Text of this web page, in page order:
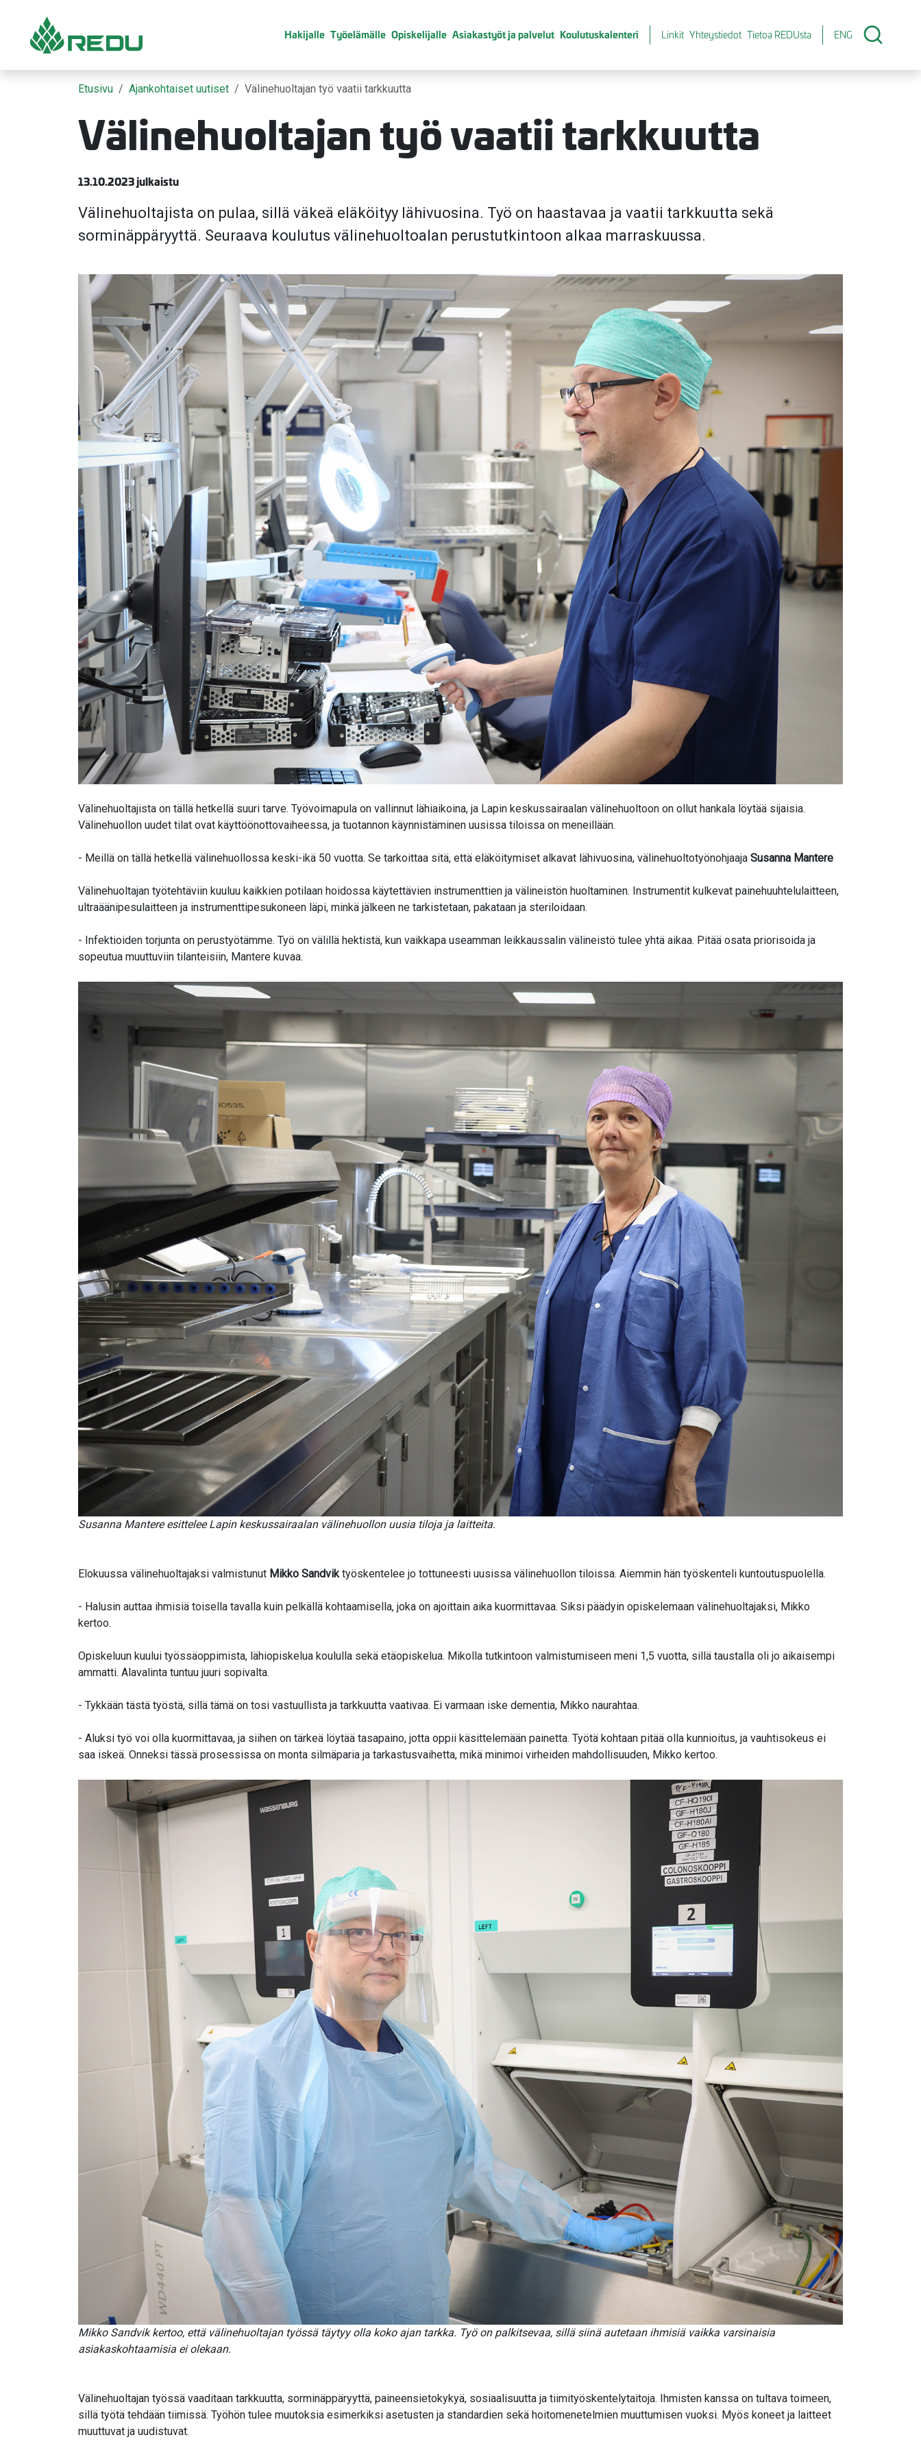
Hakijalle Työelämälle Opiskelijalle Asiakastyöt ja palvelut Koulutuskalenteri Linkit Yhteystiedot Tietoa REDUsta ENG
Etusivu Ajankohtaiset uutiset Välinehuoltajan työ vaatii tarkkuutta
Välinehuoltajan työ vaatii tarkkuutta
13.10.2023 julkaistu
Välinehuoltajista on pulaa, sillä väkeä eläköityy lähivuosina. Työ on haastavaa ja vaatii tarkkuutta sekä
sorminäppäryyttä. Seuraava koulutus välinehuoltoalan perustutkintoon alkaa marraskuussa.
Välinehuoltajista on tällä hetkellä suuri tarve. Työvoimapula on vallinnut lähiaikoina, ja Lapin keskussairaalan välinehuoltoon on ollut hankala löytää sijaisia.
Välinehuollon uudet tilat ovat käyttöönottovaiheessa, ja tuotannon käynnistäminen uusissa tiloissa on meneillään.
- Meillä on tällä hetkellä välinehuollossa keski-ikä 50 vuotta. Se tarkoittaa sitä, että eläköitymiset alkavat lähivuosina, välinehuoltotyönohjaaja Susanna Mantere
Välinehuoltajan työtehtäviin kuuluu kaikkien potilaan hoidossa käytettävien instrumenttien ja välineistön huoltaminen. Instrumentit kulkevat painehuuhtelulaitteen,
ultraäänipesulaitteen ja instrumenttipesukoneen läpi, minkä jälkeen ne tarkistetaan, pakataan ja steriloidaan.
- Infektioiden torjunta on perustyötämme. Työ on välillä hektistä, kun vaikkapa useamman leikkaussalin välineistö tulee yhtä aikaa. Pitää osata priorisoida ja
sopeutua muuttuviin tilanteisiin, Mantere kuvaa.
Susanna Mantere esittelee Lapin keskussairaalan välinehuollon uusia tiloja ja laitteita.
Elokuussa välinehuoltajaksi valmistunut Mikko Sandvik työskentelee jo tottuneesti uusissa välinehuollon tiloissa. Aiemmin hän työskenteli kuntoutuspuolella.
- Halusin auttaa ihmisiä toisella tavalla kuin pelkällä kohtaamisella, joka on ajoittain aika kuormittavaa. Siksi päädyin opiskelemaan välinehuoltajaksi, Mikko
kertoo.
Opiskeluun kuului työssäoppimista, lähiopiskelua koululla sekä etäopiskelua. Mikolla tutkintoon valmistumiseen meni 1,5 vuotta, sillä taustalla oli jo aikaisempi
ammatti. Alavalinta tuntuu juuri sopivalta.
- Tykkään tästä työstä, sillä tämä on tosi vastuullista ja tarkkuutta vaativaa. Ei varmaan iske dementia, Mikko naurahtaa.
- Aluksi työ voi olla kuormittavaa, ja siihen on tärkeä löytää tasapaino, jotta oppii käsittelemään painetta. Työtä kohtaan pitää olla kunnioitus, ja vauhtisokeus ei
saa iskeä. Onneksi tässä prosessissa on monta silmäparia ja tarkastusvaihetta, mikä minimoi virheiden mahdollisuuden, Mikko kertoo.
Mikko Sandvik kertoo, että välinehuoltajan työssä täytyy olla koko ajan tarkka. Työ on palkitsevaa, sillä siinä autetaan ihmisiä vaikka varsinaisia
asiakaskohtaamisia ei olekaan.
Välinehuoltajan työssä vaaditaan tarkkuutta, sorminäppäryyttä, paineensietokykyä, sosiaalisuutta ja tiimityöskentelytaitoja. Ihmisten kanssa on tultava toimeen,
sillä työtä tehdään tiimissä. Työhön tulee muutoksia esimerkiksi asetusten ja standardien sekä hoitomenetelmien muuttumisen vuoksi. Myös koneet ja laitteet
muuttuvat ja uudistuvat.